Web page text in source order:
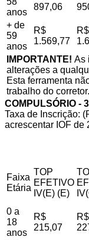
anos
897,06
+ de
59
anos
R$
1.569,77
R$
IMPORTANTE! As
alterações a
Esta ferramenta
trabalho do corretor.
COMPULSÓRIO -
Taxa de Inscrição:
acrescentar IOF de
Faixa
Etária
TOP
EFETIVO
IV(E) (E)
0 a
18
anos
R$
215,07
R$